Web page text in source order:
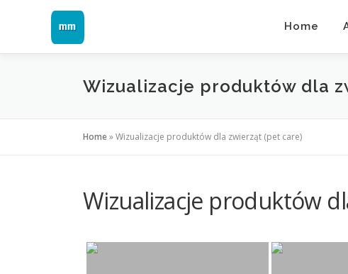
Home
Wizualizacje produktów dla
Home»Wizualizacje produktów dla zwierząt (pet care)
Wizualizacje produktów